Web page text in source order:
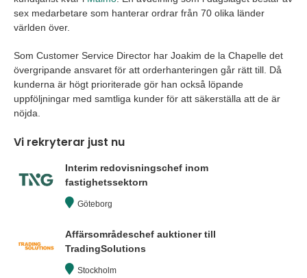
sex medarbetare som hanterar ordrar från 70 olika länder
världen över.
Som Customer Service Director har Joakim de la Chapelle det
övergripande ansvaret för att orderhanteringen går rätt till. Då
kunderna är högt prioriterade gör han också löpande
uppföljningar med samtliga kunder för att säkerställa att de är
nöjda.
Vi rekryterar just nu
Interim redovisningschef inom
fastighetssektorn
Göteborg
Affärsområdeschef auktioner till
TradingSolutions
Stockholm